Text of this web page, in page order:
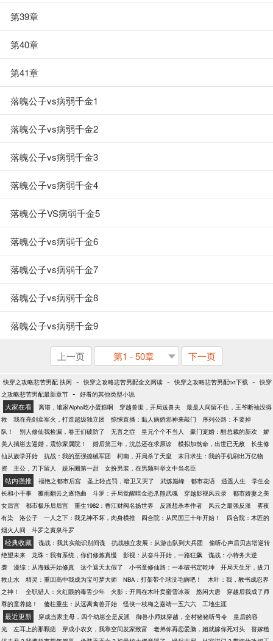
第39章
第40章
第41章
落魄公子vs病弱千金1
落魄公子vs病弱千金2
落魄公子vs病弱千金3
落魄公子vs病弱千金4
落魄公子VS病弱千金5
落魄公子vs病弱千金6
落魄公子vs病弱千金7
落魄公子vs病弱千金8
落魄公子vs病弱千金9
上一页 第1 - 50章 下一页
快穿之攻略悲苦男配 扶闲 - 快穿之攻略悲苦男配全文阅读 - 快穿之攻略悲苦男配txt下载 - 快穿
之攻略悲苦男配最新章节 - 好看的其他类型小说
大家在看 离谱，谁家Alpha吃小蛋糕啊 穿越兽世，开局送兽夫
最是人间留不住，王爷断袖没得
救
我在亮剑卖军火，打造超级独立团 惊悚直播：黏人病娇邪神来敲门
序列公路：不要掉
队！
别人修仙我捡漏，卷王们破防了 无言之症 皇兄个个不当人 豪门宠婚：酷总裁的新欢
娇
美人揣崽去逼婚，震惊家属院！
婚后第三年，沈总还在求原谅 模拟加熬命，出世已无敌
长生修
仙从族学开始
抗战：我的至强德械军团 柯南，开局杀了天皇
末日求生：我的手机刷出万亿物
资
主公，刀下留人 娱乐圈第一甜 女扮男装，在男频科举文中当名臣
站内强推 福艳之都市后宫 圣上轻点罚，暗卫又哭了 武炼巅峰 都市花语 逍遥人生
学生会
长和小干事
覆雨翻云之逐艳曲 斗罗：开局觉醒暗金恐爪熊武魂 穿越影视风云录
都市娇妻之美
女后宫
都市极乐后后宫 重生1982：香江财阀名扬世界 反派想杀本作者 风云之最强反派
雾夜
有染
洛公子 一人之下：我见神不坏，肉身横推 四合院：从民国三十年开始！
四合院：木匠的
烟火人间
斗罗之黄泉斗罗
经典收藏 谍战：我其实能识别间谍 抗战独立发展：从游击队到大兵团
偷听心声后贝吉塔逆转
绝望未来
龙珠：我有系统，你们修炼真慢 影视：从奋斗开始，一路狂飙
谍战：小特务大逆
袭
漫综：从海贼开始修真 这个遮天太假了 小书童修仙路：一本破书定乾坤
开局天生牙，拔刀
救止水
精灵：重回高中我成为宝可梦大师 NBA：打架带个球没毛病吧！
木叶：我，教书成忍界
之神！
全职猎人：火红眼的毒舌少年 火影：开局在木叶卖蜜雪冰茶 悠闲大唐
穿越后我成了师
尊的童养媳！
傻柱重生：从远离禽兽开始 怪侠一枝梅之嘉靖一五六六 工地生涯
最近更新 穿成当家主母，四个幼崽全是反派 御兽小师妹穿越，全村猪猪听号令
皇后的容
光
左耳上的那颗痣 穿成小农女，我靠空间发家致富 老弟你再恋爱脑，姐就嫁你死对头
替嫁糙